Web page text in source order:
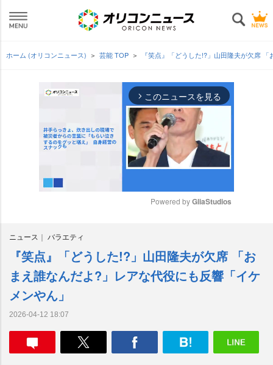
ホーム (オリコンニュース) 芸能 TOP 『笑点』「どうした!?」山田隆夫が欠席
arrow_forward_ios このニュースを見る
e
Powered by GliaStudios
ニュース バラエティ
『笑点』「どうした!?」山田隆夫が欠席 「お
まえ誰なんだよ?」レアな代役にも反響「イケ
メンやん」
2026-04-12 18:07